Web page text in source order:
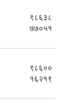
९८६३८
७७०५१
९८६००
१६२१९